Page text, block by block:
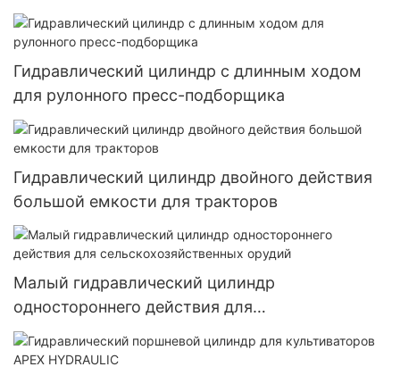
Гидравлический цилиндр с длинным ходом
для рулонного пресс-подборщика
Гидравлический цилиндр двойного действия
большой емкости для тракторов
Малый гидравлический цилиндр
одностороннего действия для
сельскохозяйственных орудий